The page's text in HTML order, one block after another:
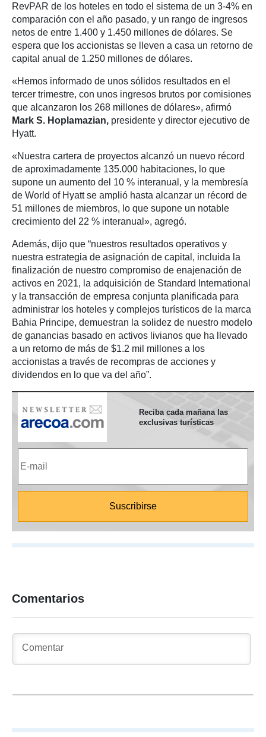
RevPAR de los hoteles en todo el sistema de un 3-4% en
comparación con el año pasado, y un rango de ingresos
netos de entre 1.400 y 1.450 millones de dólares. Se
espera que los accionistas se lleven a casa un retorno de
capital anual de 1.250 millones de dólares.
«Hemos informado de unos sólidos resultados en el
tercer trimestre, con unos ingresos brutos por comisiones
que alcanzaron los 268 millones de dólares», afirmó
Mark S. Hoplamazian, presidente y director ejecutivo de
Hyatt.
«Nuestra cartera de proyectos alcanzó un nuevo récord
de aproximadamente 135.000 habitaciones, lo que
supone un aumento del 10 % interanual, y la membresía
de World of Hyatt se amplió hasta alcanzar un récord de
51 millones de miembros, lo que supone un notable
crecimiento del 22 % interanual», agregó.
Además, dijo que “nuestros resultados operativos y
nuestra estrategia de asignación de capital, incluida la
finalización de nuestro compromiso de enajenación de
activos en 2021, la adquisición de Standard International
y la transacción de empresa conjunta planificada para
administrar los hoteles y complejos turísticos de la marca
Bahia Principe, demuestran la solidez de nuestro modelo
de ganancias basado en activos livianos que ha llevado
a un retorno de más de $1.2 mil millones a los
accionistas a través de recompras de acciones y
dividendos en lo que va del año”.
Reciba cada mañana las
exclusivas turísticas
Comentarios